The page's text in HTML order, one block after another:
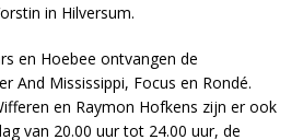
in Hilversum.
en Hoebee ontvangen de
And Mississippi, Focus en Rondé.
en Raymon Hofkens zijn er ook
van 20.00 uur tot 24.00 uur, de